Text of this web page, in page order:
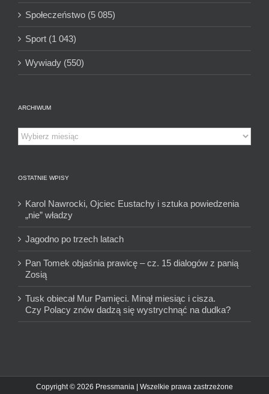
Społeczeństwo (5 085)
Sport (1 043)
Wywiady (550)
ARCHIWUM
Archiwum
OSTATNIE WPISY
Karol Nawrocki, Ojciec Eustachy i sztuka powiedzenia
„nie” władzy
Jagodno po trzech latach
Pan Tomek objaśnia prawicę – cz. 15 dialogów z panią
Zosią
Tusk obiecał Mur Pamięci. Minął miesiąc i cisza.
Czy Polacy znów dadzą się wystrychnąć na dudka?
Copyright © 2026 Pressmania | Wszelkie prawa zastrzeżone